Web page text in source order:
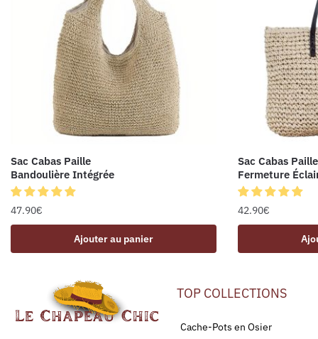
Sac Cabas Paille
Bandoulière Intégrée
47.90€
Ajouter au panier
Sac Cabas Paille
Fermeture
42.90€
TOP COLLECTIONS
Cache-Pots en Osier